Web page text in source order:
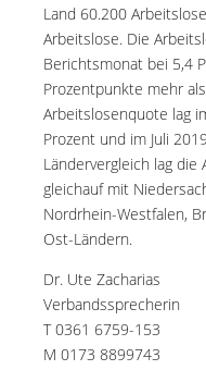
Land 60.200
Arbeitslose. Die
Berichtsmonat bei 5,4
Prozentpunkte mehr
Arbeitslosenquote lag
Prozent und im Juli
Ländervergleich lag
gleichauf mit
Nordrhein-Westfalen,
Ost-Ländern.
Dr. Ute Zacharias
Verbandssprecherin
T 0361 6759-153
M 0173 8899743